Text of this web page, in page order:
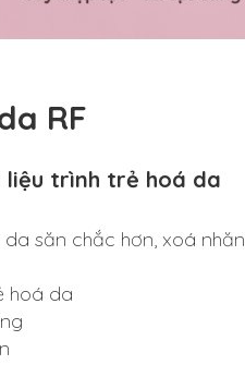
RF
liệu trình trẻ hoá da
da săn chắc hơn, xoá nhăn
hoá da